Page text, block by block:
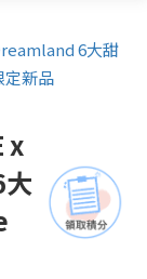
6大甜
定新品
x